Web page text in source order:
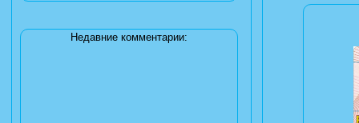
Недавние комментарии: